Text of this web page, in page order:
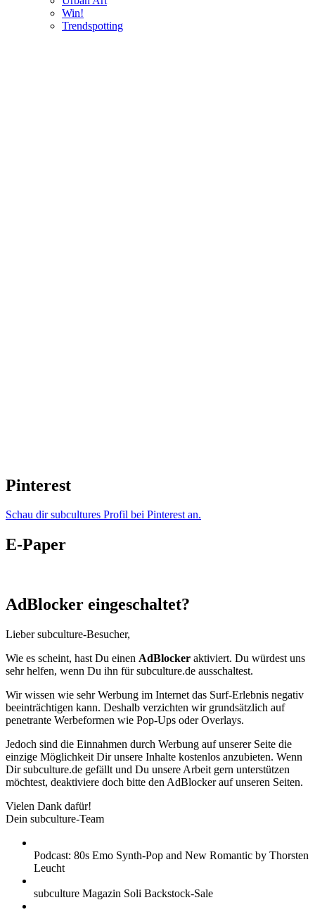
Win!
Trendspotting
Pinterest
Schau dir subcultures Profil bei Pinterest an.
E-Paper
AdBlocker eingeschaltet?
Lieber subculture-Besucher,
Wie es scheint, hast Du einen AdBlocker aktiviert. Du würdest uns
sehr helfen, wenn Du ihn für subculture.de ausschaltest.
Wir wissen wie sehr Werbung im Internet das Surf-Erlebnis negativ
beeinträchtigen kann. Deshalb verzichten wir grundsätzlich auf
penetrante Werbeformen wie Pop-Ups oder Overlays.
Jedoch sind die Einnahmen durch Werbung auf unserer Seite die
einzige Möglichkeit Dir unsere Inhalte kostenlos anzubieten. Wenn
Dir subculture.de gefällt und Du unsere Arbeit gern unterstützen
möchtest, deaktiviere doch bitte den AdBlocker auf unseren Seiten.
Vielen Dank dafür!
Dein subculture-Team
Podcast: 80s Emo Synth-Pop and New Romantic by Thorsten
Leucht
subculture Magazin Soli Backstock-Sale